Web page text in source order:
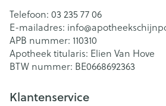
Telefoon: 03 235 77 06
E-mailadres: info@
APB nummer: 110310
Apotheek titularis: Elien Van Hove
BTW nummer: BE0668692363
Klantenservice